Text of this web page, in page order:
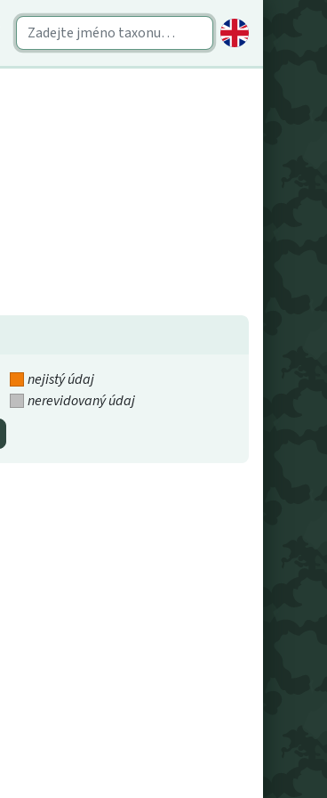
nejistý údaj
nerevidovaný údaj